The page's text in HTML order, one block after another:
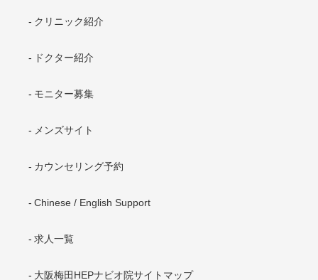
クリニック紹介
ドクター紹介
モニター募集
メンズサイト
カウンセリング予約
Chinese / English Support
求人一覧
大阪梅田HEPナビオ院サイトマップ